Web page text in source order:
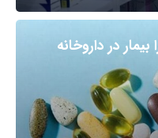
در داروخانه